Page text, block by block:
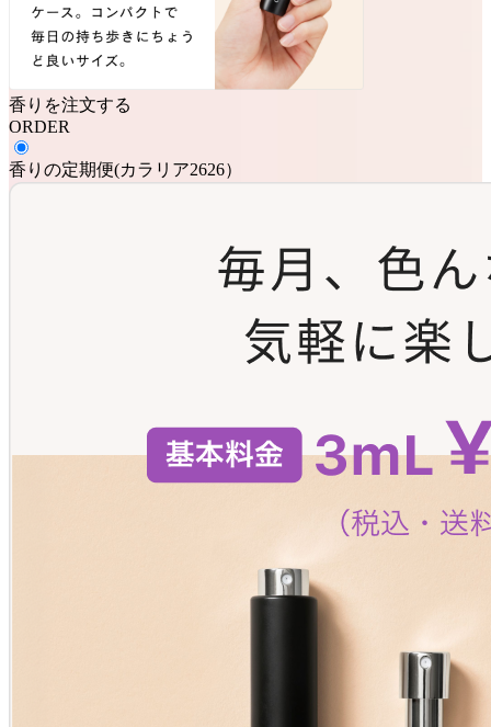
香りを注文する
ORDER
香りの定期便(カラリア2626）